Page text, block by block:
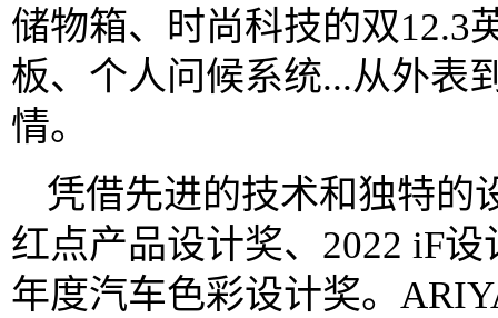
储物箱、时尚科技的双12.3
板、个人问候系统...从外表
情。
凭借先进的技术和独特的
红点产品设计奖、2022 iF
年度汽车色彩设计奖。